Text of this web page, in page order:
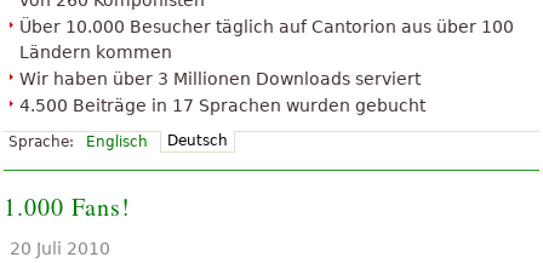
Über 10.000 Besucher täglich auf Cantorion aus über 100
Ländern kommen
Wir haben über 3 Millionen Downloads serviert
4.500 Beiträge in 17 Sprachen wurden gebucht
Sprache: Englisch Deutsch
1.000 Fans!
20 Juli 2010